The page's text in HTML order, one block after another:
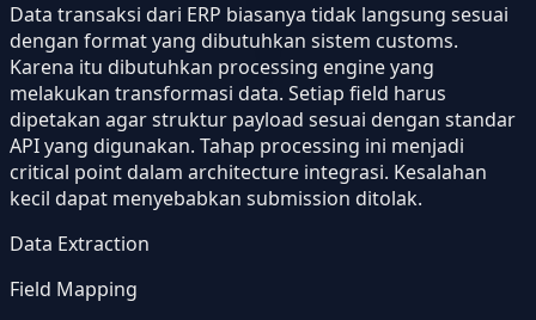
Data transaksi dari ERP biasanya tidak langsung sesuai
dengan format yang dibutuhkan sistem customs.
Karena itu dibutuhkan processing engine yang
melakukan transformasi data. Setiap field harus
dipetakan agar struktur payload sesuai dengan standar
API yang digunakan. Tahap processing ini menjadi
critical point dalam architecture integrasi. Kesalahan
kecil dapat menyebabkan submission ditolak.
Data Extraction
Field Mapping